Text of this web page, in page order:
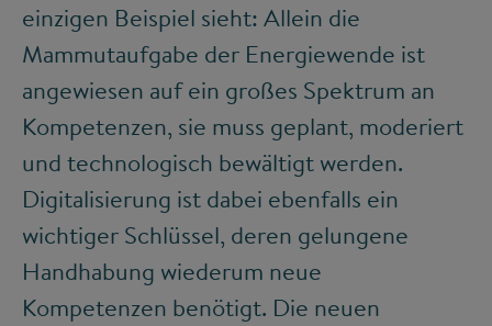
einzigen Beispiel sieht: Allein die
Mammutaufgabe der Energiewende ist
angewiesen auf ein großes Spektrum an
Kompetenzen, sie muss geplant, moderiert
und technologisch bewältigt werden.
Digitalisierung ist dabei ebenfalls ein
wichtiger Schlüssel, deren gelungene
Handhabung wiederum neue
Kompetenzen benötigt. Die neuen